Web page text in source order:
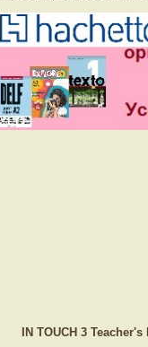
IN TOUCH 3